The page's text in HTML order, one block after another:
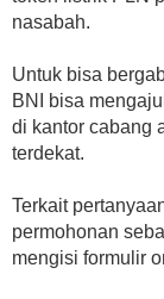
nasabah.
Untuk bisa
BNI bisa
di kantor cabang
terdekat.
Terkait
permohonan
mengisi formulir